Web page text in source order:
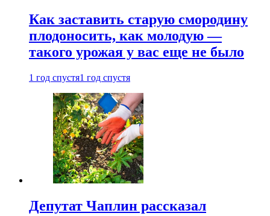
Как заставить старую смородину
плодоносить, как молодую —
такого урожая у вас еще не было
1 год спустя1 год спустя
Депутат Чаплин рассказал